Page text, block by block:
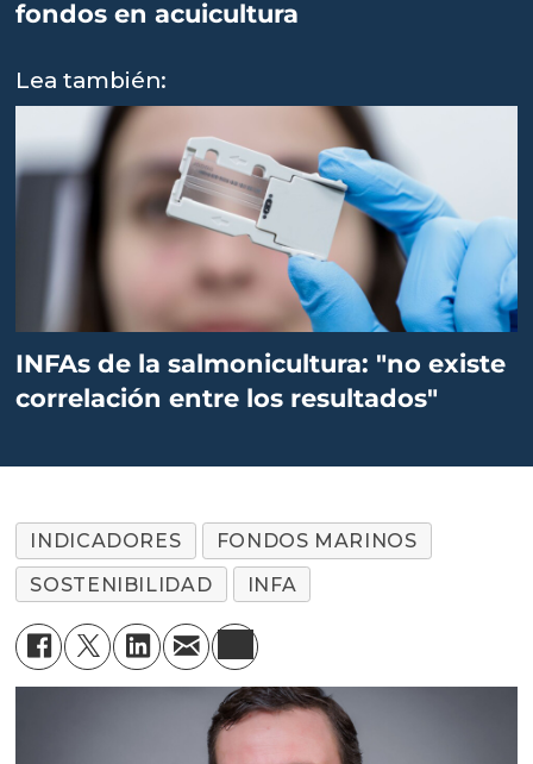
fondos en acuicultura
Lea también:
INFAs de la salmonicultura: "no existe
correlación entre los resultados"
INDICADORES
FONDOS MARINOS
SOSTENIBILIDAD
INFA